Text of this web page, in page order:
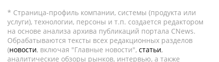
* Страница-профиль компании, системы (продукта или
услуги), технологии, персоны и т.п. создается редактором
на основе анализа архива публикаций портала CNews.
Обрабатываются тексты всех редакционных разделов
(новости, включая "Главные новости", статьи,
аналитические обзоры рынков, интервью, а также